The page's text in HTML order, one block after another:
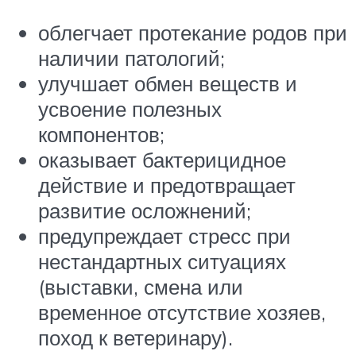
облегчает протекание родов при
наличии патологий;
улучшает обмен веществ и
усвоение полезных
компонентов;
оказывает бактерицидное
действие и предотвращает
развитие осложнений;
предупреждает стресс при
нестандартных ситуациях
(выставки, смена или
временное отсутствие хозяев,
поход к ветеринару).